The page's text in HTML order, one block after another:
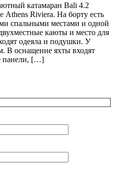
катамаран Bali 4.2
Athens Riviera. На борту есть
спальными местами и одной
каюты и место для
одеяла и подушки. У
В оснащение яхты входят
панели, […]